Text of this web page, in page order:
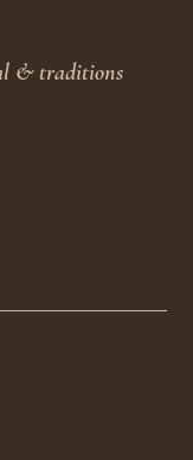
& traditions